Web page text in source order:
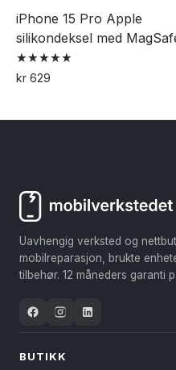
iPhone 15 Pro Apple
silikondeksel med
Vurdert
5.00
kr 629
produktet
Alternativene
kan
velges
på
Uavhengig verksted og
mobilreparasjon, brukte
tilbehør. 12 måneders garanti
BUTIKK